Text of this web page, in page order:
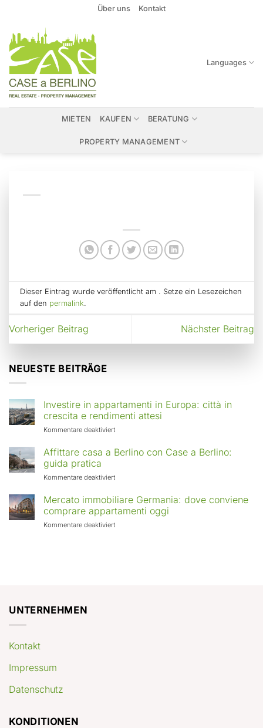
springen
Über uns Kontakt
Languages
MIETEN KAUFEN BERATUNG
PROPERTY MANAGEMENT
Dieser Eintrag wurde veröffentlicht am . Setze ein Lesezeichen
auf den permalink.
Vorheriger Beitrag Nächster Beitrag
NEUESTE BEITRÄGE
Investire in appartamenti in Europa: città in
crescita e rendimenti attesi
Kommentare deaktiviertfür
in
Europa:
in
crescita
rendimenti
Affittare casa a Berlino con Case a Berlino:
guida pratica
Kommentare deaktiviertfür
casa
a
Berlino
con
Mercato immobiliare Germania: dove conviene
comprare appartamenti oggi
Kommentare deaktiviertfür
UNTERNEHMEN
Kontakt
Impressum
Datenschutz
KONDITIONEN